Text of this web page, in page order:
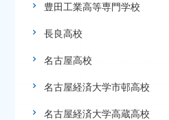
豊田工業高等専門学校
長良高校
名古屋高校
名古屋経済大学市邨高校
名古屋経済大学高蔵高校